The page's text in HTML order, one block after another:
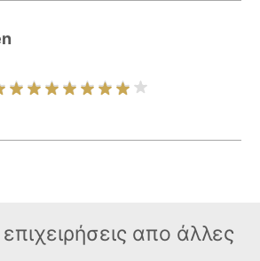
απο άλλες